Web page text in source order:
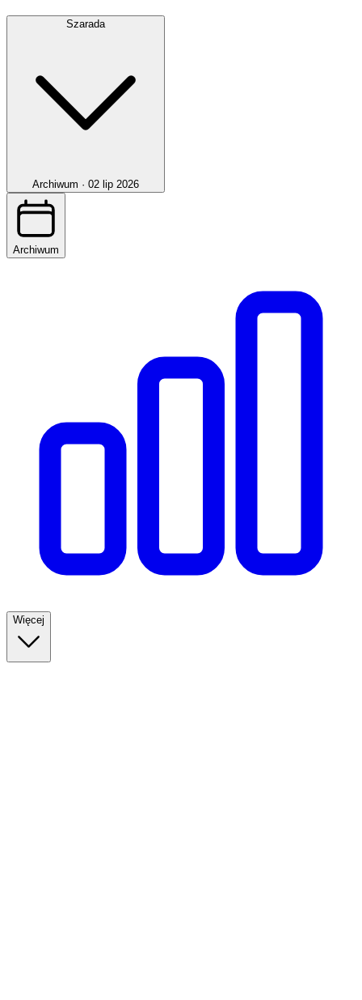
Szarada
Archiwum · 02 lip 2026
Archiwum
Więcej